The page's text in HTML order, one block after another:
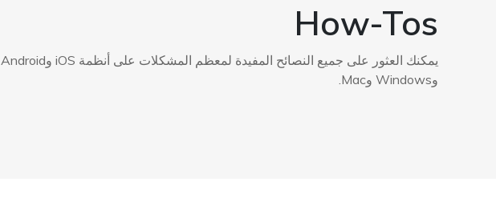
How-Tos
يمكنك العثور على جميع النصائح المفيدة لمعظم المشكلات على أنظمة iOS وAndroid
وWindows وMac.